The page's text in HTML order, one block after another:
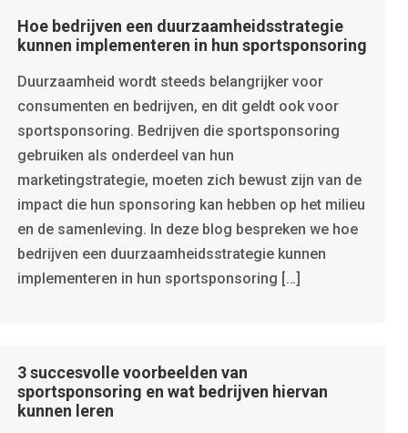
Hoe bedrijven een duurzaamheidsstrategie
kunnen implementeren in hun sportsponsoring
Duurzaamheid wordt steeds belangrijker voor
consumenten en bedrijven, en dit geldt ook voor
sportsponsoring. Bedrijven die sportsponsoring
gebruiken als onderdeel van hun
marketingstrategie, moeten zich bewust zijn van de
impact die hun sponsoring kan hebben op het milieu
en de samenleving. In deze blog bespreken we hoe
bedrijven een duurzaamheidsstrategie kunnen
implementeren in hun sportsponsoring […]
3 succesvolle voorbeelden van
sportsponsoring en wat bedrijven hiervan
kunnen leren